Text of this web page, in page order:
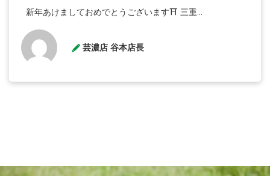
新年あけましておめでとうございます⛩ 三重...
芸濃店 谷本店長